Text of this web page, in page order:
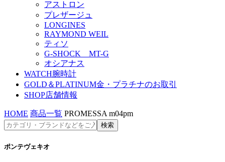
アストロン
プレザージュ
LONGINES
RAYMOND WEIL
ティソ
G-SHOCK MT-G
オシアナス
WATCH腕時計
GOLD＆PLATINUM金・プラチナのお取引
SHOP店舗情報
HOME 商品一覧 PROMESSA m04pm
ポンテヴェキオ